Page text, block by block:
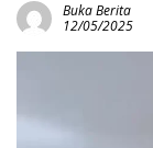
Buka Berita
12/05/2025